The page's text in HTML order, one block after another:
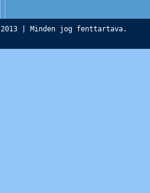
2013 | Minden jog fenttartava.